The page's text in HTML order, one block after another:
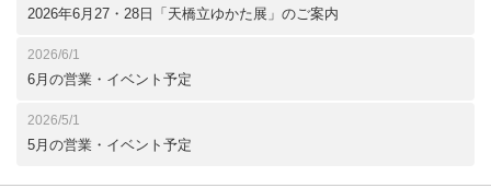
2026年6月27・28日「天橋立ゆかた展」のご案内
2026/6/1
6月の営業・イベント予定
2026/5/1
5月の営業・イベント予定